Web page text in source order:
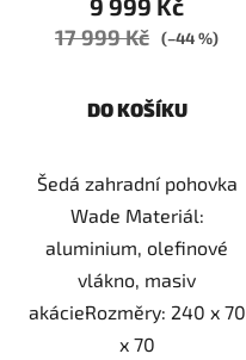
9 999 Kč
17 999 Kč (–44 %)
DO KOŠÍKU
Šedá zahradní pohovka
Wade Materiál:
aluminium, olefinové
vlákno, masiv
akácieRozměry: 240 x 70
x 70